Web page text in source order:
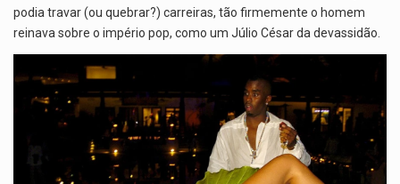
podia travar (ou quebrar?) carreiras, tão firmemente o homem
reinava sobre o império pop, como um Júlio César da devassidão.